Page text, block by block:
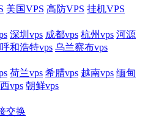
美国VPS 高防VPS 挂机VPS
深圳vps 成都vps 杭州vps 河源
呼和浩特vps 乌兰察布vps
荷兰vps 希腊vps 越南vps 缅甸
vps 朝鲜vps
交换